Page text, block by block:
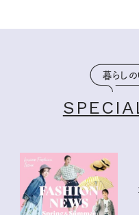
暮らしの